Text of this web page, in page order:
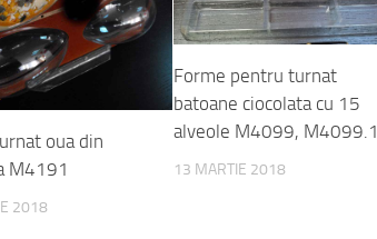
oua din
M4191
2018
Forme pentru turnat
batoane ciocolata cu 15
alveole M4099, M4099.1
13 MARTIE 2018